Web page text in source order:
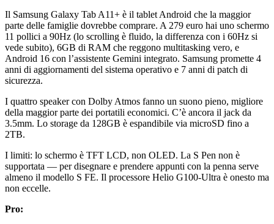
Il Samsung Galaxy Tab A11+ è il tablet Android che la maggior
parte delle famiglie dovrebbe comprare. A 279 euro hai uno schermo
11 pollici a 90Hz (lo scrolling è fluido, la differenza con i 60Hz si
vede subito), 6GB di RAM che reggono multitasking vero, e
Android 16 con l’assistente Gemini integrato. Samsung promette 4
anni di aggiornamenti del sistema operativo e 7 anni di patch di
sicurezza.
I quattro speaker con Dolby Atmos fanno un suono pieno, migliore
della maggior parte dei portatili economici. C’è ancora il jack da
3.5mm. Lo storage da 128GB è espandibile via microSD fino a
2TB.
I limiti: lo schermo è TFT LCD, non OLED. La S Pen non è
supportata — per disegnare e prendere appunti con la penna serve
almeno il modello S FE. Il processore Helio G100-Ultra è onesto ma
non eccelle.
Pro: